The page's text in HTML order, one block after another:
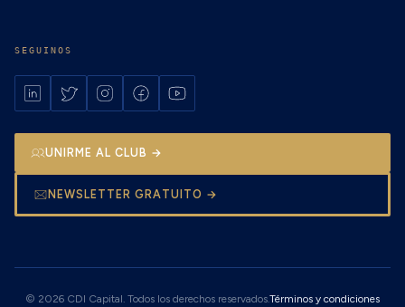
SEGUINOS
UNIRME AL CLUB →
NEWSLETTER GRATUITO →
© 2026 CDI Capital. Todos los derechos reservados.Términos y condiciones